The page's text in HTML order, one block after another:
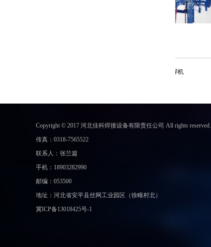
Copyright © 2017 河北佳科焊接设备有限责任公司 All rights reserved.
传真：0318-7565522
联系人：张兰篇
手机：18903282990
邮编：053500
地址： 河北省安平县丝网工业园区（徐疃村北）
冀ICP备13018425号-1